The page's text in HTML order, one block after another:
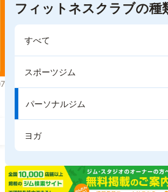
フィットネスクラブの種
すべて
スポーツジム
パーソナルジム
ヨガ